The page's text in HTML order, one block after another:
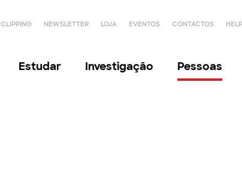
CLIPPING NEWSLETTER LOJA EVENTOS CONTACTOS
Estudar Investigação Pessoas